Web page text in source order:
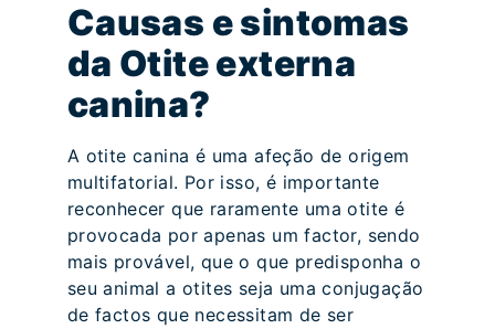
Causas e sintomas
da Otite externa
canina?
A otite canina é uma afeção de origem
multifatorial. Por isso, é importante
reconhecer que raramente uma otite é
provocada por apenas um factor, sendo
mais provável, que o que predisponha o
seu animal a otites seja uma conjugação
de factos que necessitam de ser